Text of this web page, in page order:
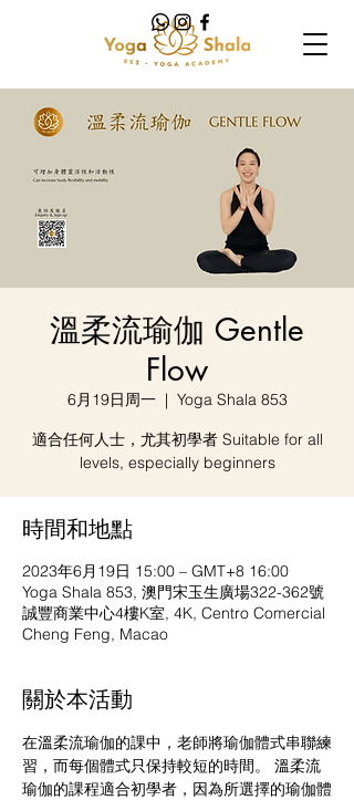
溫柔流瑜伽 Gentle
Flow
6月19日周一
  |
Yoga Shala 853
適合任何人士，尤其初學者 Suitable for all
levels, especially beginners
時間和地點
2023年6月19日 15:00 – GMT+8 16:00
Yoga Shala 853, 澳門宋玉生廣場322-362號
誠豐商業中心4樓K室, 4K, Centro Comercial
Cheng Feng, Macao
關於本活動
在溫柔流瑜伽的課中，老師將瑜伽體式串聯練
習，而每個體式只保持較短的時間。 溫柔流
瑜伽的課程適合初學者，因為所選擇的瑜伽體